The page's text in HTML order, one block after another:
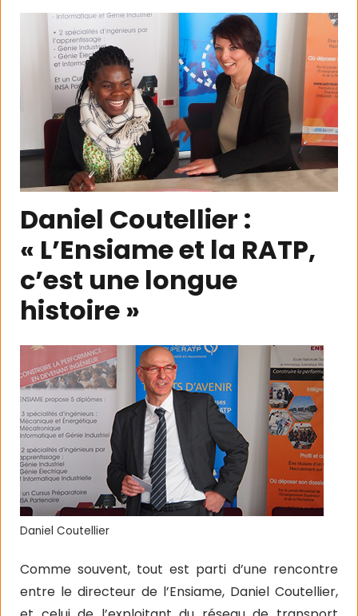
Daniel Coutellier :
« L’Ensiame et la RATP,
c’est une longue
histoire »
Daniel Coutellier
Comme souvent, tout est parti d’une rencontre
entre le directeur de l’Ensiame, Daniel Coutellier,